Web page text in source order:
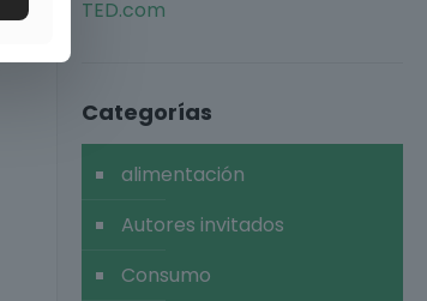
TED.com
Categorías
alimentación
Autores invitados
Consumo